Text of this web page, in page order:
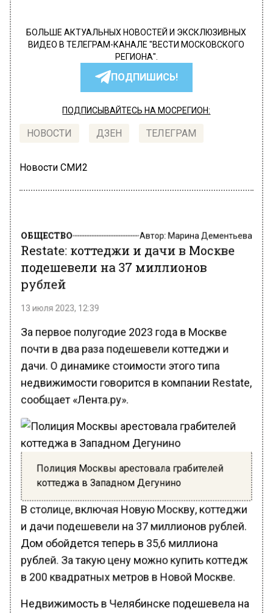
БОЛЬШЕ АКТУАЛЬНЫХ НОВОСТЕЙ И ЭКСКЛЮЗИВНЫХ
ВИДЕО В ТЕЛЕГРАМ-КАНАЛЕ "ВЕСТИ МОСКОВСКОГО
РЕГИОНА".
ПОДПИШИСЬ!
ПОДПИСЫВАЙТЕСЬ НА МОСРЕГИОН:
НОВОСТИ ДЗЕН ТЕЛЕГРАМ
Новости СМИ2
ОБЩЕСТВО Автор:Марина Дементьева
Restate: коттеджи и дачи в Москве
подешевели на 37 миллионов
рублей
13 июля 2023, 12:39
За первое полугодие 2023 года в Москве
почти в два раза подешевели коттеджи и
дачи. О динамике стоимости этого типа
недвижимости говорится в компании Restate,
сообщает «Лента.ру».
Полиция Москвы арестовала грабителей
коттеджа в Западном Дегунино
В столице, включая Новую Москву, коттеджи
и дачи подешевели на 37 миллионов рублей.
Дом обойдется теперь в 35,6 миллиона
рублей. За такую цену можно купить коттедж
в 200 квадратных метров в Новой Москве.
Недвижимость в Челябинске подешевела на